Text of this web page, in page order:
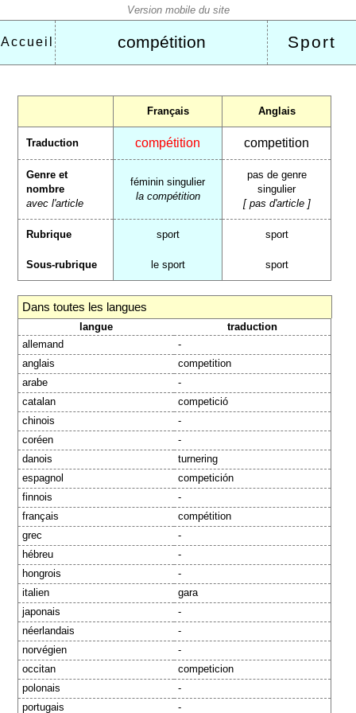
Accueil compétition Sport
Français Anglais
Traduction compétition competition
Genre et
nombre
avec l'article
féminin singulier
la compétition
pas de genre
singulier
[ pas d'article ]
Rubrique sport sport
Sous-rubrique le sport sport
Dans toutes les langues
langue
traduction
allemand
-
anglais
competition
arabe
-
catalan
competició
chinois
-
coréen
-
danois
turnering
espagnol
competición
finnois
-
français
compétition
grec
-
hébreu
-
hongrois
-
italien
gara
japonais
-
néerlandais
-
norvégien
-
occitan
competicion
polonais
-
portugais
-